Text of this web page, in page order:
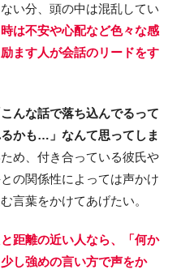
い分、頭の中は混乱してい
は不安や心配など色々な感
ます人が会話のリードをす
こんな話で落ち込んでるって
かも…」なんて思ってしま
め、付き合っている彼氏や
の関係性によっては声かけ
言葉をかけてあげたい。
距離の近い人なら、「何か
し強めの言い方で声をか